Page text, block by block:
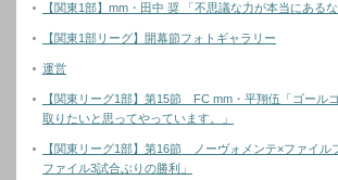
【関東1部】mm・田中 奨 「不思議な力が本当にある
【関東1部リーグ】開幕節フォトギャラリー
運営
【関東リーグ1部】第15節 FC mm・平翔伍「ゴール
取りたいと思ってやっています。」
【関東リーグ1部】第16節 ノーヴォメンテ×ファイル
ファイル3試合ぶりの勝利」